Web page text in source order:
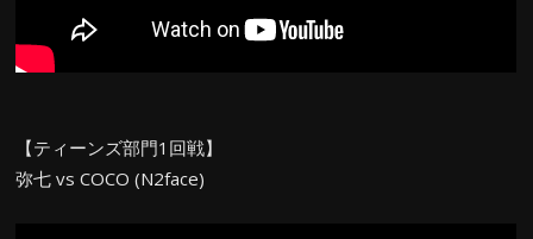
【ティーンズ部門1回戦】
弥七 vs COCO (N2face)